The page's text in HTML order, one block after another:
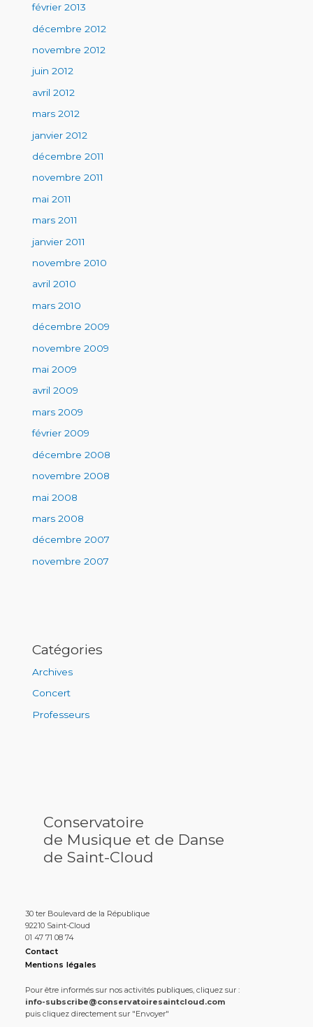
février 2013
décembre 2012
novembre 2012
juin 2012
avril 2012
mars 2012
janvier 2012
décembre 2011
novembre 2011
mai 2011
mars 2011
janvier 2011
novembre 2010
avril 2010
mars 2010
décembre 2009
novembre 2009
mai 2009
avril 2009
mars 2009
février 2009
décembre 2008
novembre 2008
mai 2008
mars 2008
décembre 2007
novembre 2007
Catégories
Archives
Concert
Professeurs
Conservatoire
de Musique et de Danse
de Saint-Cloud
30 ter Boulevard de la République
92210 Saint-Cloud
01 47 71 08 74
Contact
Mentions légales
Pour être informés sur nos activités publiques, cliquez sur :
info-subscribe@conservatoiresaintcloud.com
puis cliquez directement sur "Envoyer"